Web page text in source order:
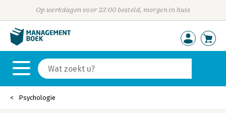
Op werkdagen voor 23:00 besteld, morgen in huis
Psychologie